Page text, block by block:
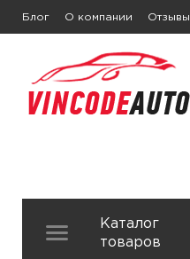
Блог О компании Отзывы
Каталог
товаров